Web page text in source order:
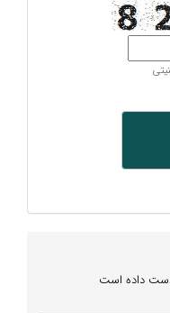
دست داده است